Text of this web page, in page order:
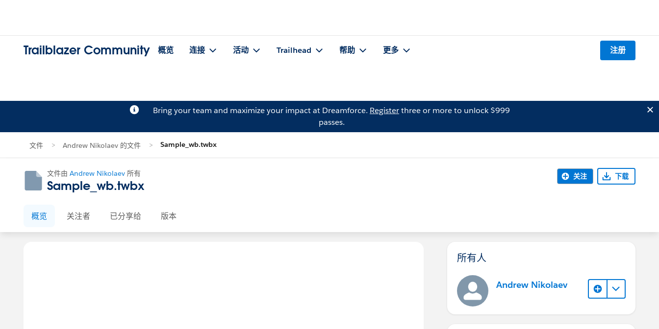
Trailblazer Community 概览 连接 活动 Trailhead 帮助 更多 注册
Bring your team and maximize your impact at Dreamforce. Registerthree or more to unlock $999
passes.
文件 Andrew Nikolaev 的文件 Sample_wb.twbx
文件由 Andrew Nikolaev 所有
Sample_wb.twbx
关注 下载
概览 关注者 已分享给 版本
所有人
Andrew Nikolaev